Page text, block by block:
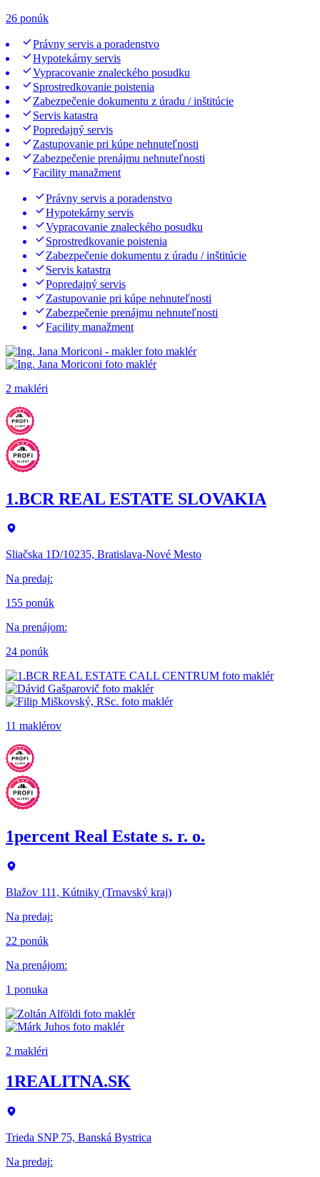
26 ponúk
Právny servis a poradenstvo
Hypotekárny servis
Vypracovanie znaleckého posudku
Sprostredkovanie poistenia
Zabezpečenie dokumentu z úradu / inštitúcie
Servis katastra
Popredajný servis
Zastupovanie pri kúpe nehnuteľnosti
Zabezpečenie prenájmu nehnuteľnosti
Facility manažment
Právny servis a poradenstvo
Hypotekárny servis
Vypracovanie znaleckého posudku
Sprostredkovanie poistenia
Zabezpečenie dokumentu z úradu / inštitúcie
Servis katastra
Popredajný servis
Zastupovanie pri kúpe nehnuteľnosti
Zabezpečenie prenájmu nehnuteľnosti
Facility manažment
2 makléri
1.BCR REAL ESTATE SLOVAKIA
Sliačska 1D/10235, Bratislava-Nové Mesto
Na predaj:
155 ponúk
Na prenájom:
24 ponúk
11 maklérov
1percent Real Estate s. r. o.
Blažov 111, Kútniky (Trnavský kraj)
Na predaj:
22 ponúk
Na prenájom:
1 ponuka
2 makléri
1REALITNA.SK
Trieda SNP 75, Banská Bystrica
Na predaj: